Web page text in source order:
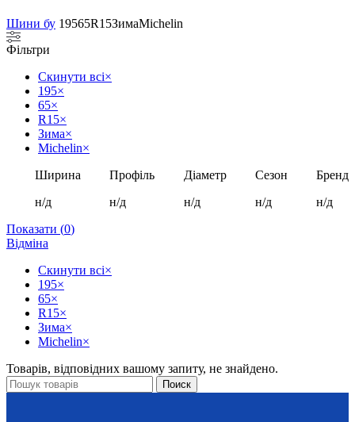
Шини бу 19565R15ЗимаMichelin
Фільтри
Скинути всі×
195×
65×
R15×
Зима×
Michelin×
Ширина
н/д
Профіль
н/д
Діаметр
н/д
Сезон
н/д
Бренд
н/д
Показати (0)
Відміна
Скинути всі×
195×
65×
R15×
Зима×
Michelin×
Товарів, відповідних вашому запиту, не знайдено.
Поиск